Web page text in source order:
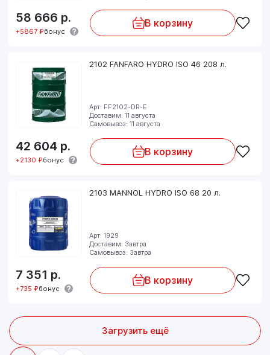
58 666 р.
+5867 ₽бонус
В корзину
2102 FANFARO HYDRO ISO 46 208 л.
Арт: FF2102-DR-E
Доставим: 11 августа
Самовывоз: 11 августа
42 604 р.
+2130 ₽бонус
В корзину
2103 MANNOL HYDRO ISO 68 20 л.
Арт: 1929
Доставим: Завтра
Самовывоз: Завтра
7 351 р.
+735 ₽бонус
В корзину
Загрузить ещё